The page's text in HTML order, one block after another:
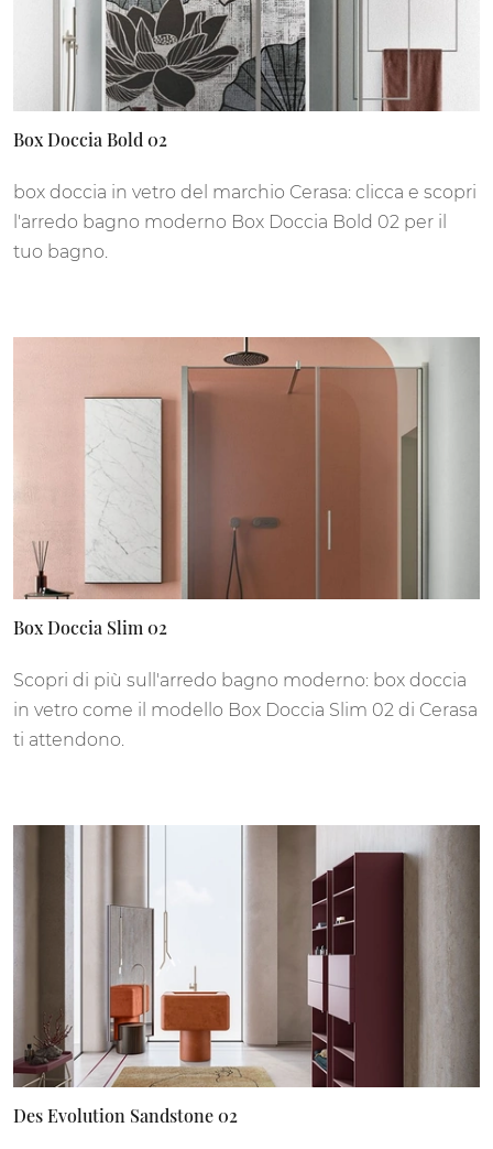
Box Doccia Bold 02
box doccia in vetro del marchio Cerasa: clicca e scopri
l'arredo bagno moderno Box Doccia Bold 02 per il
tuo bagno.
Box Doccia Slim 02
Scopri di più sull'arredo bagno moderno: box doccia
in vetro come il modello Box Doccia Slim 02 di Cerasa
ti attendono.
Des Evolution Sandstone 02